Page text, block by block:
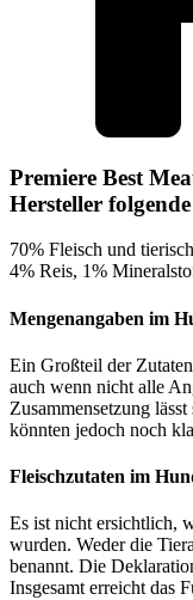
Premiere Best
Hersteller
70% Fleisch und
4% Reis, 1%
Mengenangaben im
Ein Großteil der
auch wenn nicht alle
Zusammensetzung
könnten jedoch noch
Fleischzutaten im
Es ist nicht ersichtlich,
wurden. Weder die
benannt. Die
Insgesamt erreicht das